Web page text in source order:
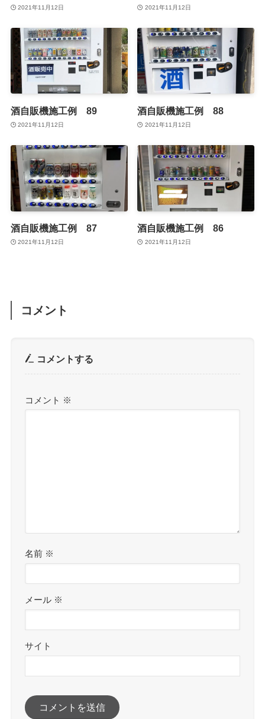
2021年11月12日 2021年11月12日
酒自販機施工例 89
2021年11月12日
酒自販機施工例 88
2021年11月12日
酒自販機施工例 87
2021年11月12日
酒自販機施工例 86
2021年11月12日
コメント
コメントする
コメント ※
名前 ※
メール ※
サイト